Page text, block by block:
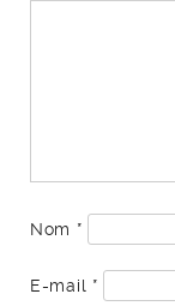
Nom *
E-mail *